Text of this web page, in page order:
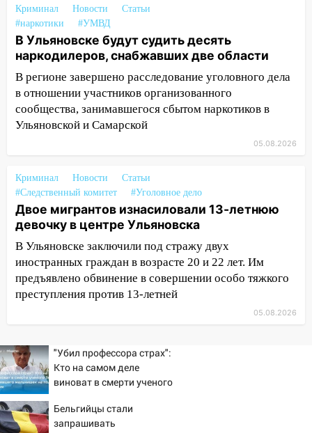
16-м этаже в Ульяновске
16:10 Прокуратура потребовала
усилить борьбу со свалками в
Инзенском районе
16:06 Патриарх Кирилл оценил работу
Симбирской епархии
15:45 Жителям села Тагай больше не
придётся ездить в райцентр ради сдачи
15:30 После жалобы прокурору на
улице Льва Толстого в Старой Майне
восстановили освещение
15:23 За неделю ульяновские спасатели
спасли восемь человек
14:40 Житель Димитровграда поверил в
«посылку от дочери» и лишился более 3
14:30
ульяновец перевёл себе деньги с карты
знакомого
14:01
поймали 48 пьяных водителей
Криминал Новости
Статьи
#наркотики
#УМВД
В Ульяновске будут судить десять
наркодилеров, снабжавших две области
В регионе завершено расследование уголовного дела
в отношении участников организованного
сообщества, занимавшегося сбытом наркотиков в
Ульяновской и Самарской
05.08.2026
Криминал Новости
Статьи
#Следственный комитет
#Уголовное дело
Двое мигрантов изнасиловали 13-летнюю
девочку в центре Ульяновска
В Ульяновске заключили под стражу двух
иностранных граждан в возрасте 20 и 22 лет. Им
предъявлено обвинение в совершении особо тяжкого
преступления против 13-летней
05.08.2026
"Убил профессора страх":
Кто на самом деле
виноват в смерти ученого
мальчишек на поле с
горохом
Бельгийцы стали
запрашивать